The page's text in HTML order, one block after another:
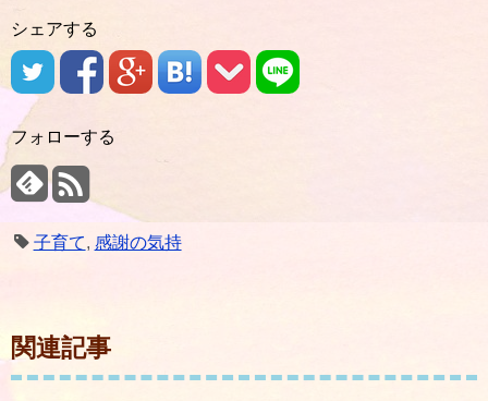
シェアする
フォローする
子育て, 感謝の気持
関連記事